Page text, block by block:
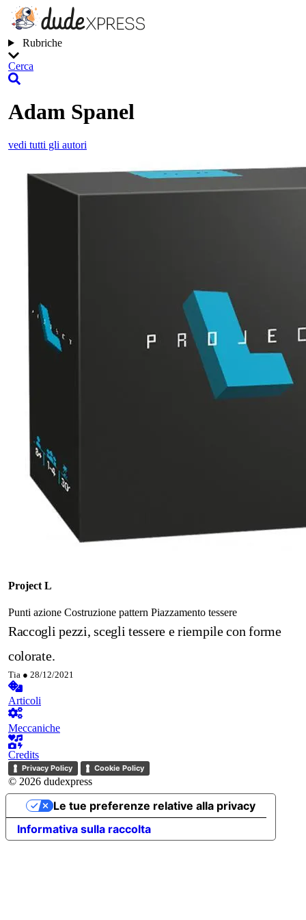
Rubriche
Cerca
Adam Spanel
vedi tutti gli autori
Project L
Punti azione Costruzione pattern Piazzamento tessere
Raccogli pezzi, scegli tessere e riempile con forme
colorate.
Tia ● 28/12/2021
Articoli
Meccaniche
Credits
Privacy Policy Cookie Policy
© 2026 dudexpress
Informativa sulla raccolta
Le tue preferenze relative alla privacy